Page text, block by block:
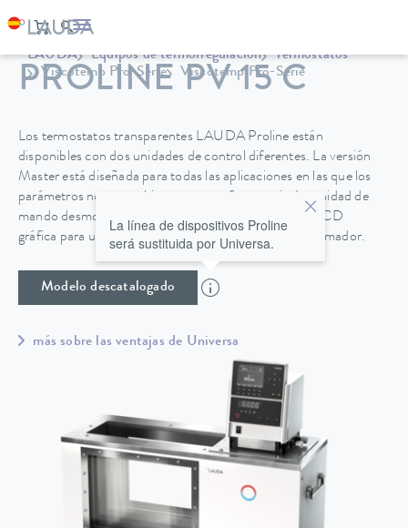
LAUDA Equipos de termorregulación
Termostatos
Viscotemp Pro-Serie
Viscotemp Pro-Serie
PROLINE PV 15 C
Los termostatos transparentes LAUDA Proline están
disponibles con dos unidades de control diferentes. La versión
Master está diseñada para todas las aplicaciones en las que los
parámetros no se cambian con tanta frecuencia. La unidad de
mando desmontable Command ofrece una pantalla LCD
gráfica para un manejo cómodo, además de un programador.
Modelo descatalogado
La línea de dispositivos Proline
será sustituida por Universa.
más sobre las ventajas de Universa